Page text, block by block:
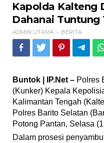
Kalteng
Di
Dahani
Kapolda Kalteng
Dahanai Tuntung
ADMIN UTAMA - BERITA
Buntok | IP.Net – Polres
(Kunker) Kepala
Kalimantan Tengah
Polres Barito Selatan
Potong Pantan, Selasa
Dalam prosesi